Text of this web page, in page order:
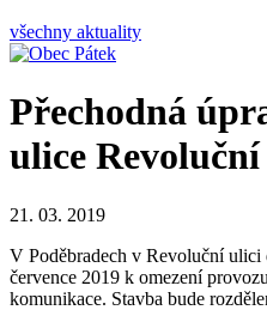
všechny aktuality
Přechodná
ulice
21. 03. 2019
V Poděbradech v Revoluční ulici
července 2019 k omezení
komunikace. Stavba bude